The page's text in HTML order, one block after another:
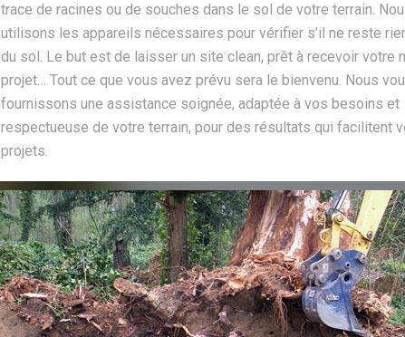
trace de racines ou de souches dans le sol de votre terrain.
utilisons les appareils nécessaires pour vérifier s’il ne reste
du sol. Le but est de laisser un site clean, prêt à recevoir votre
projet… Tout ce que vous avez prévu sera le bienvenu. Nous
fournissons une assistance soignée, adaptée à vos besoins et
respectueuse de votre terrain, pour des résultats qui facilitent
projets.